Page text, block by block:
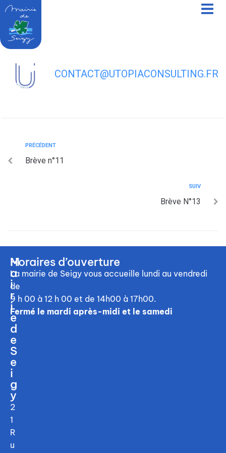
principal
Brève N°12
CONTACT@UTOPIACONSULTING.FR
PRÉCÉDENT
Brève n°11
SUIV
Brève N°13
M
a
i
r
i
e
d
e
S
e
i
g
y
2
1
R
u
Horaires d’ouverture
La mairie de Seigy vous accueille lundi au vendredi
de
9 h 00 à 12 h 00 et de 14h00 à 17h00.
Fermé le mardi après-midi et le samedi